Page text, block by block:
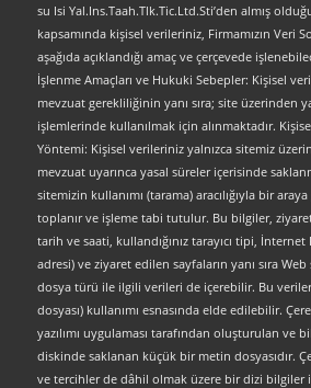
su Isi Yal.Ins.Taah.Tlk.Tic.Ltd.Sti’den almış
kapsamında kişisel verileriniz, Firmamızın Veri
aşağıda açıklandığı amaç ve çerçevede
İşlenme Amaçları ve Hukuki Sebepler: Kişisel
mevzuat gerekliliğinin yanı sıra; site üzerinden
işlemlerinde kullanılmak için alınmaktadır.
Yöntemi: Kişisel verileriniz yalnızca sitemiz
mevzuat uyarınca yasal süreler içerisinde
sitemizin kullanımı (tarama) aracılığıyla bir
toplanır ve işleme tabi tutulur. Bu bilgiler,
tarih ve saati, kullandığınız tarayıcı tipi,
adresi) ve ziyaret edilen sayfaların yanı sıra
dosya türü ile ilgili verileri de içerebilir. Bu
dosyası) kullanımı esnasında elde edilebilir.
yazılımı uygulaması tarafından oluşturulan ve
diskinde saklanan küçük bir metin dosyasıdır.
ve tercihler de dâhil olmak üzere bir dizi bilgiler